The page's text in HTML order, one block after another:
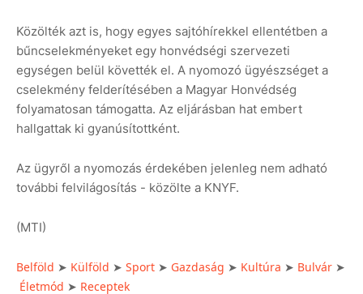
Közölték azt is, hogy egyes sajtóhírekkel ellentétben a
bűncselekményeket egy honvédségi szervezeti
egységen belül követték el. A nyomozó ügyészséget a
cselekmény felderítésében a Magyar Honvédség
folyamatosan támogatta. Az eljárásban hat embert
hallgattak ki gyanúsítottként.
Az ügyről a nyomozás érdekében jelenleg nem adható
további felvilágosítás - közölte a KNYF.
(MTI)
Belföld ➤ Külföld ➤ Sport ➤ Gazdaság ➤ Kultúra ➤ Bulvár ➤
Életmód ➤ Receptek